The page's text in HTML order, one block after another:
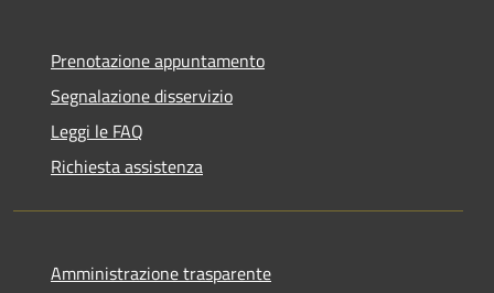
Prenotazione appuntamento
Segnalazione disservizio
Leggi le FAQ
Richiesta assistenza
Amministrazione trasparente